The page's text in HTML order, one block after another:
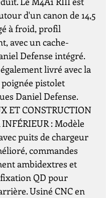
d'un canon de 14,5
à froid, profil
avec un cache-
Defense intégré.
livré avec la
pistolet
Daniel Defense.
ET CONSTRUCTION
: Modèle
puits de chargeur
commandes
ambidextres et
QD pour
Usiné CNC en